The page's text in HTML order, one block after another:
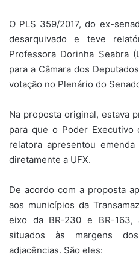
O PLS 359/2017, do ex-
desarquivado e teve
Professora Dorinha Seabra
para a Câmara dos
votação no Plenário do
Na proposta original, estava
para que o Poder Executivo
relatora apresentou
diretamente a UFX.
De acordo com a proposta
aos municípios da
eixo da BR-230 e BR-163,
situados às margens
adjacências. São eles: